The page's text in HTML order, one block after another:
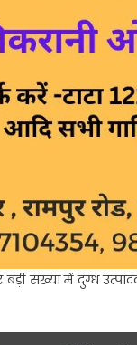
संख्या में दुग्ध